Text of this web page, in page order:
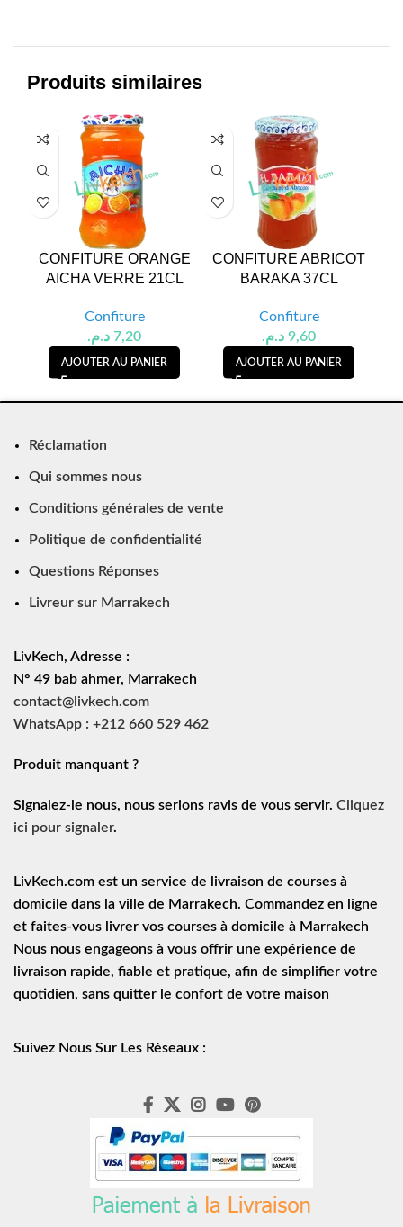
Produits similaires
CONFITURE ORANGE
AICHA VERRE 21CL
Confiture
7,20 د.م.
AJOUTER AU PANIER
CONFITURE ABRICOT
BARAKA 37CL
Confiture
9,60 د.م.
AJOUTER AU PANIER
Réclamation
Qui sommes nous
Conditions générales de vente
Politique de confidentialité
Questions Réponses
Livreur sur Marrakech
LivKech, Adresse :
N° 49 bab ahmer, Marrakech
contact@livkech.com
WhatsApp : +212 660 529 462
Produit manquant ?
Signalez-le nous, nous serions ravis de vous servir. Cliquez
ici pour signaler.
LivKech.com est un service de
livraison de courses à
domicile dans la ville de Marrakech. Commandez en ligne
et faites-vous livrer vos courses à domicile à Marrakech
Nous nous engageons à vous offrir une expérience de
livraison rapide, fiable et pratique, afin de simplifier votre
quotidien, sans quitter le confort de votre maison
Suivez Nous Sur Les Réseaux :